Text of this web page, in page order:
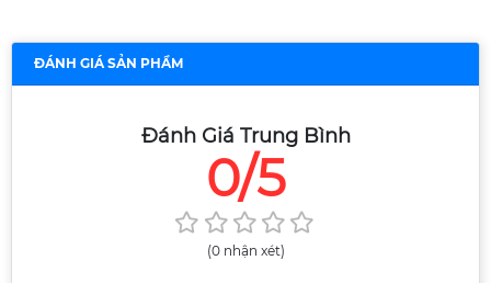
ĐÁNH GIÁ SẢN PHẨM
Đánh Giá Trung Bình
0/5
(0 nhận xét)